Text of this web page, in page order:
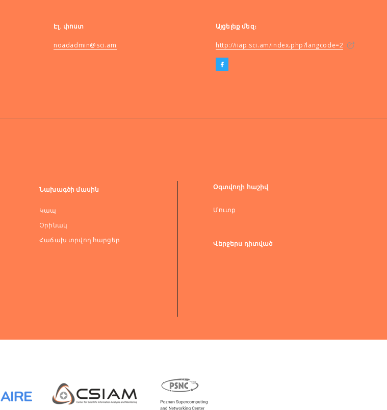
Էլ. փոստ
noadadmin@sci.am
Այցելեք մեզ։
http://iiap.sci.am/index.php?langcode=2
Նախագծի մասին
Կապ
Оրինակ
Հաճախ տրվող հարցեր
Օգտվողի հաշիվ
Մուտք
Վերջերս դիտված